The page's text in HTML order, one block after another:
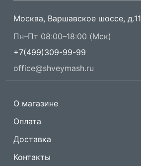
Москва, Варшавское шоссе, д.11
Пн–Пт 08:00–18:00 (Мск)
+7(499)309-99-99
office@shveymash.ru
О магазине
Оплата
Доставка
Контакты